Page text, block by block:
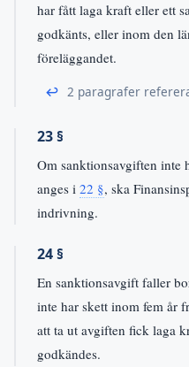
har fått laga kraft eller ett
godkänts, eller inom den
föreläggandet.
↩ 2 paragrafer
23 §
Om sanktionsavgiften inte
anges i 22 §, ska
indrivning.
24 §
En sanktionsavgift faller
inte har skett inom fem år
att ta ut avgiften fick laga
godkändes.